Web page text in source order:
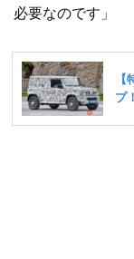
必要なのです」